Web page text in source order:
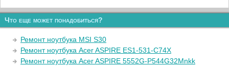
Что еще может понадобиться?
Ремонт ноутбука MSI S30
Ремонт ноутбука Acer ASPIRE ES1-531-C74X
Ремонт ноутбука Acer ASPIRE 5552G-P544G32Mnkk